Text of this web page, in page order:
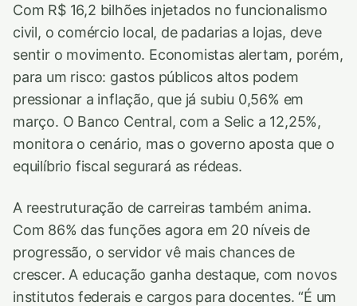
Com R$ 16,2 bilhões injetados no funcionalismo
civil, o comércio local, de padarias a lojas, deve
sentir o movimento. Economistas alertam, porém,
para um risco: gastos públicos altos podem
pressionar a inflação, que já subiu 0,56% em
março. O Banco Central, com a Selic a 12,25%,
monitora o cenário, mas o governo aposta que o
equilíbrio fiscal segurará as rédeas.
A reestruturação de carreiras também anima.
Com 86% das funções agora em 20 níveis de
progressão, o servidor vê mais chances de
crescer. A educação ganha destaque, com novos
institutos federais e cargos para docentes. “É um